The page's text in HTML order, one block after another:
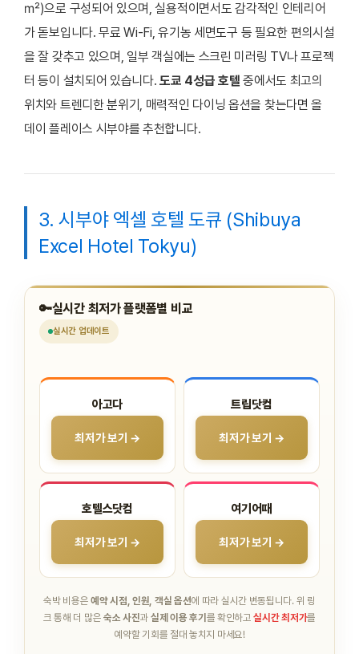
㎡)으로 구성되어 있으며, 실용적이면서도 감각적인 인테리어
가 돋보입니다. 무료 Wi-Fi, 유기농 세면도구 등 필요한 편의시설
을 잘 갖추고 있으며, 일부 객실에는 스크린 미러링 TV나 프로젝
터 등이 설치되어 있습니다.도쿄 4성급 호텔 중에서도 최고의
위치와 트렌디한 분위기, 매력적인 다이닝 옵션을 찾는다면 올
데이 플레이스 시부야를 추천합니다.
3. 시부야 엑셀 호텔 도큐 (Shibuya
Excel Hotel Tokyu)
🔑실시간 최저가 플랫폼별 비교
실시간 업데이트
아고다
최저가 보기 →
트립닷컴
최저가 보기 →
호텔스닷컴
최저가 보기 →
여기어때
최저가 보기 →
숙박 비용은예약 시점, 인원, 객실 옵션에 따라 실시간 변동됩니다.위 링
크 통해 더 많은 숙소 사진과 실제 이용 후기 를 확인하고실시간 최저가를
예약할 기회를 절대 놓치지 마세요!